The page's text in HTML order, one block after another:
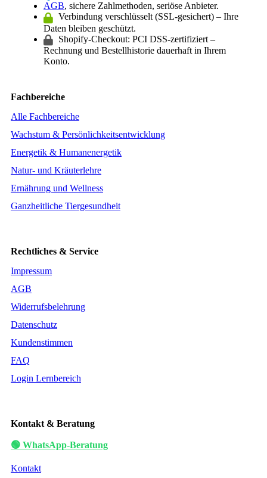
AGB, sichere Zahlmethoden, seriöse Anbieter.
Verbindung verschlüsselt (SSL-gesichert) – Ihre
Daten bleiben geschützt.
Shopify-Checkout: PCI DSS-zertifiziert –
Rechnung und Bestellhistorie dauerhaft in Ihrem
Konto.
Fachbereiche
Alle Fachbereiche
Wachstum & Persönlichkeitsentwicklung
Energetik & Humanenergetik
Natur- und Kräuterlehre
Ernährung und Wellness
Ganzheitliche Tiergesundheit
Rechtliches & Service
Impressum
AGB
Widerrufsbelehrung
Datenschutz
Kundenstimmen
FAQ
Login Lernbereich
Kontakt & Beratung
🟢 WhatsApp-Beratung
Kontakt